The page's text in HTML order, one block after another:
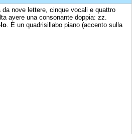
da nove lettere, cinque vocali e quattro
avere una consonante doppia: zz.
. È un quadrisillabo piano (accento sulla